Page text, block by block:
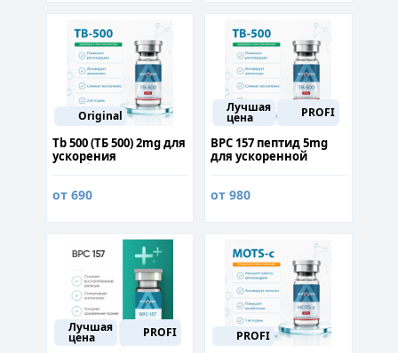
Original
Tb 500 (ТБ 500) 2mg для
ускорения
метаболизма
от 690
Лучшая
цена PROFI
BPC 157 пептид 5mg
для ускоренной
от 980
Лучшая
цена PROFI PROFI